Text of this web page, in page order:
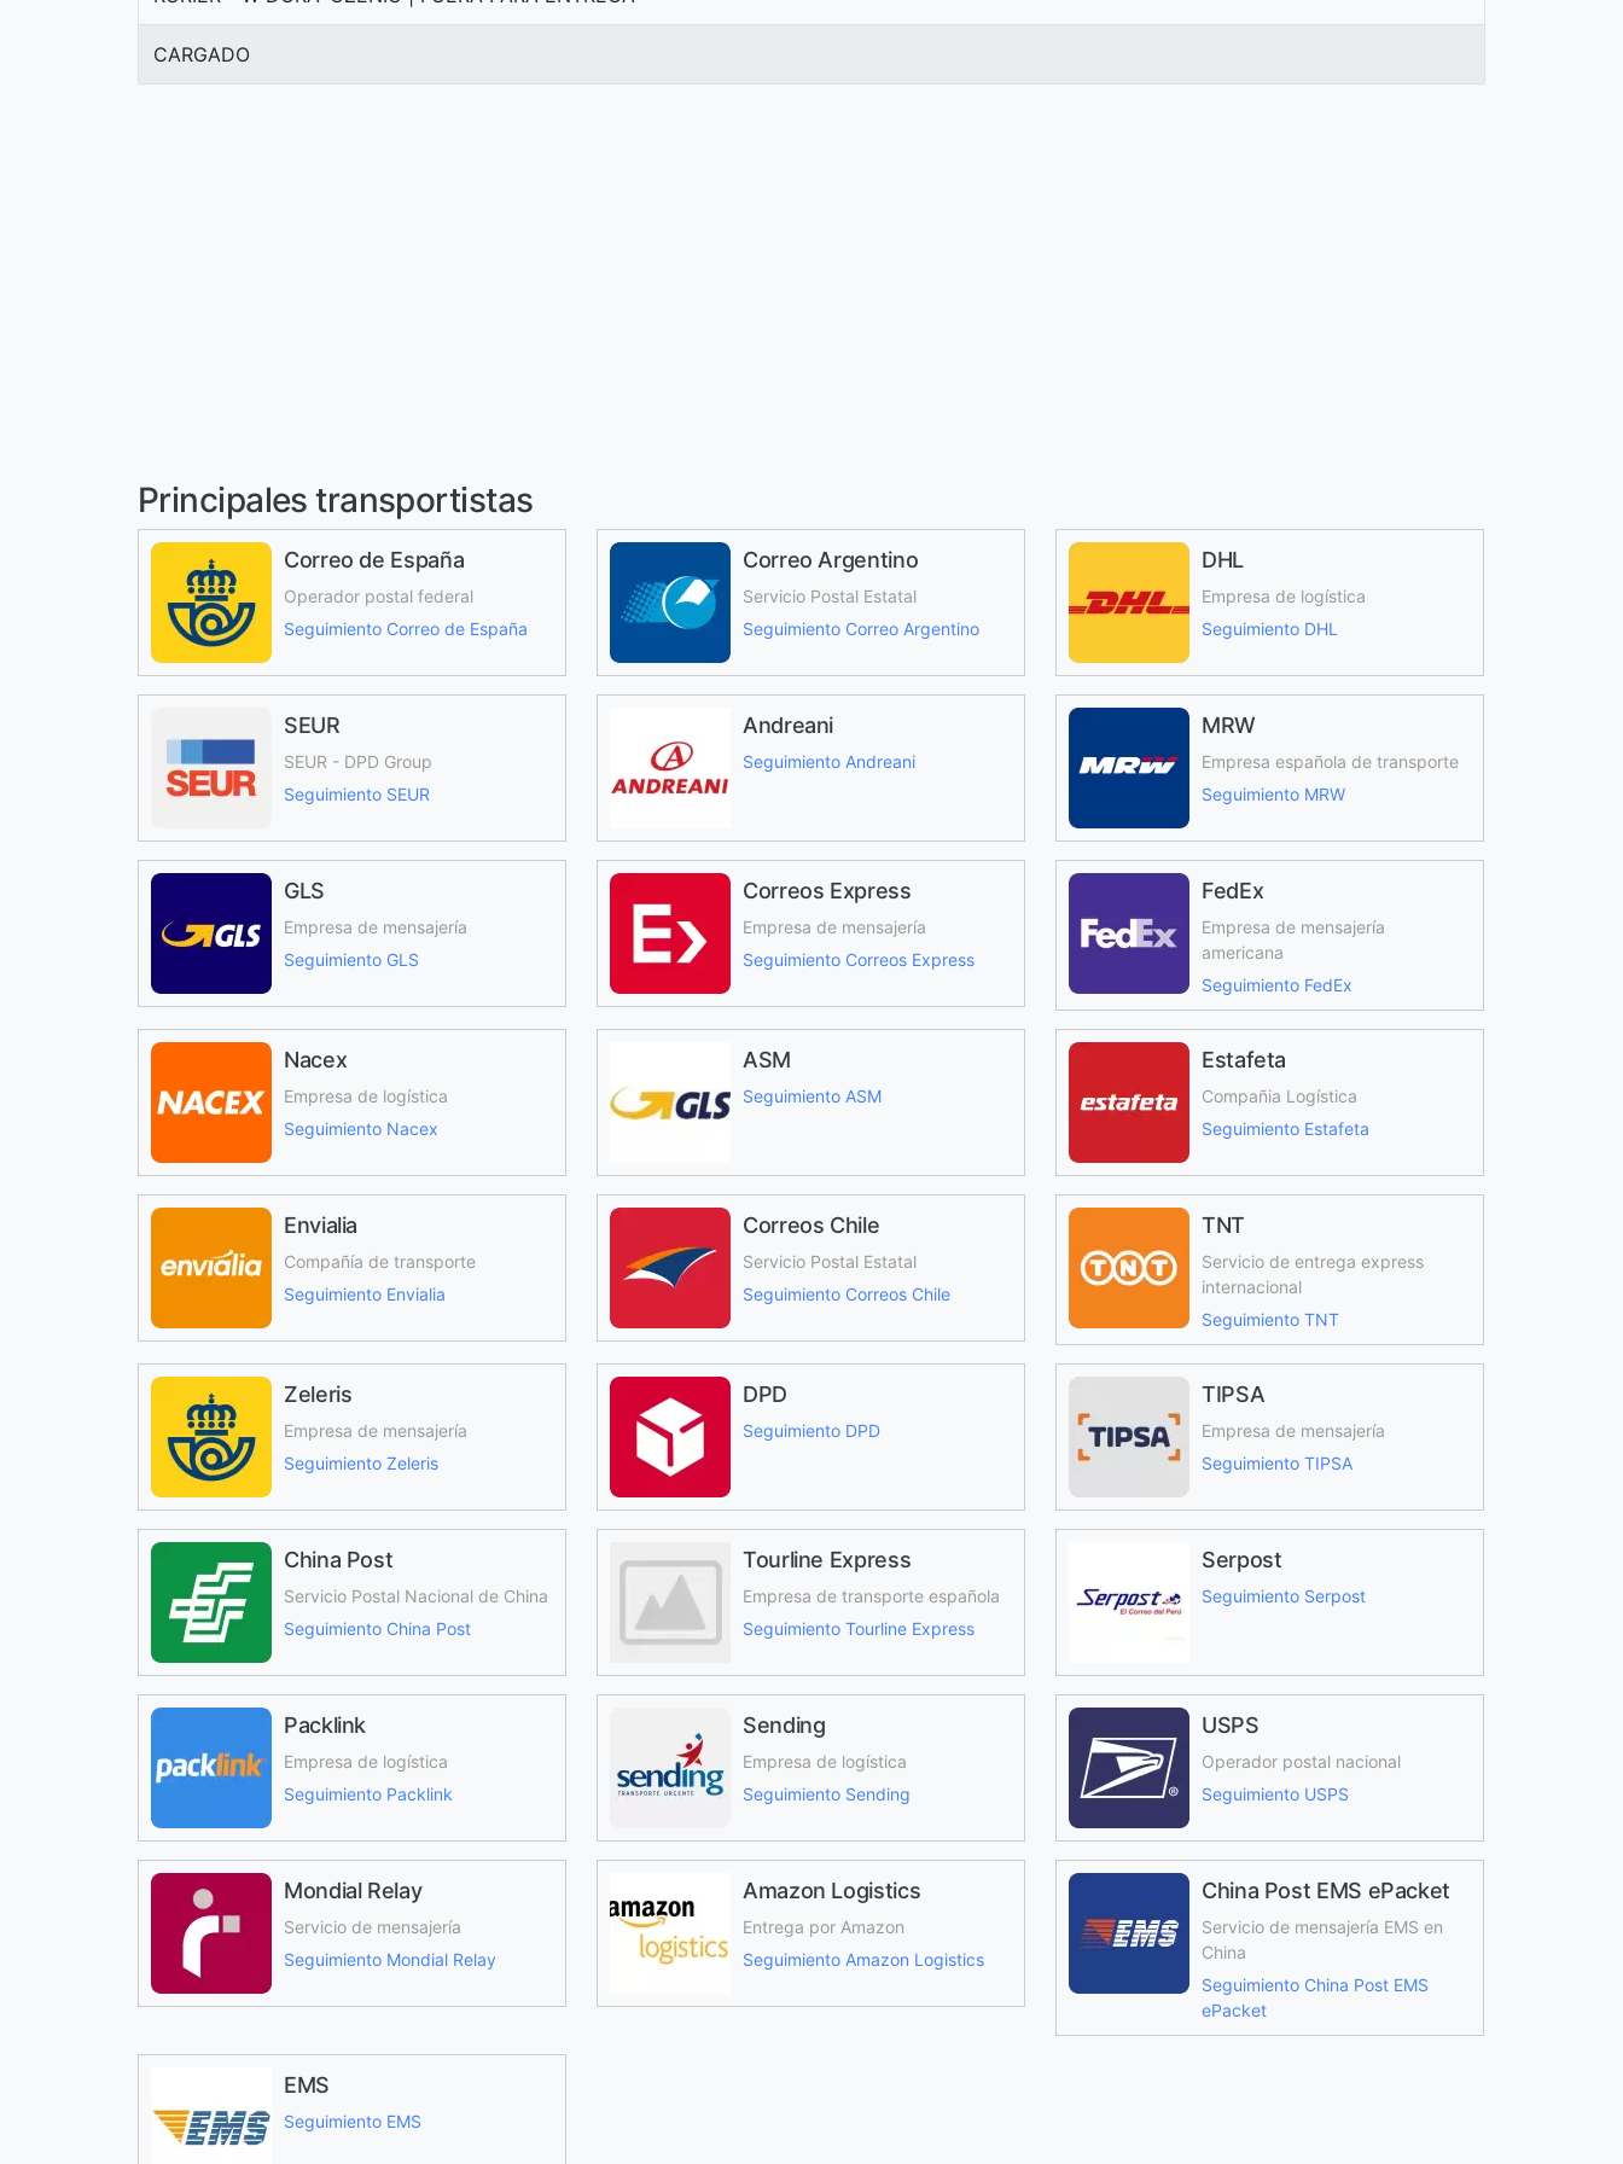
CARGADO
Principales transportistas
Correo de España
Operador postal federal
Seguimiento Correo de España
Correo Argentino
Servicio Postal Estatal
Seguimiento Correo Argentino
DHL
Empresa de logística
Seguimiento DHL
SEUR
SEUR - DPD Group
Seguimiento SEUR
Andreani
Seguimiento Andreani
MRW
Empresa española de transporte
Seguimiento MRW
GLS
Empresa de mensajería
Seguimiento GLS
Correos Express
Empresa de mensajería
Seguimiento Correos Express
FedEx
Empresa de mensajería
americana
Seguimiento FedEx
Nacex
Empresa de logística
Seguimiento Nacex
ASM
Seguimiento ASM
Estafeta
Compañia Logística
Seguimiento Estafeta
Envialia
Compañía de transporte
Seguimiento Envialia
Correos Chile
Servicio Postal Estatal
Seguimiento Correos Chile
TNT
Servicio de entrega express
internacional
Seguimiento TNT
Zeleris
Empresa de mensajería
Seguimiento Zeleris
DPD
Seguimiento DPD
TIPSA
Empresa de mensajería
Seguimiento TIPSA
China Post
Servicio Postal Nacional de China
Seguimiento China Post
Tourline Express
Empresa de transporte española
Seguimiento Tourline Express
Serpost
Seguimiento Serpost
Packlink
Empresa de logística
Seguimiento Packlink
Sending
Empresa de logística
Seguimiento Sending
USPS
Operador postal nacional
Seguimiento USPS
Mondial Relay
Servicio de mensajería
Seguimiento Mondial Relay
Amazon Logistics
Entrega por Amazon
Seguimiento Amazon Logistics
China Post EMS ePacket
Servicio de mensajería EMS en
China
Seguimiento China Post EMS
ePacket
EMS
Seguimiento EMS